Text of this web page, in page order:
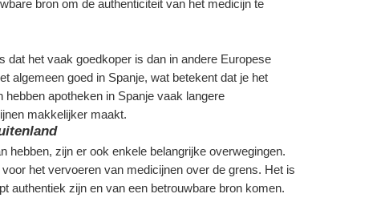
bron om de authenticiteit van het medicijn te
het vaak goedkoper is dan in andere Europese
algemeen goed in Spanje, wat betekent dat je het
apotheken in Spanje vaak langere
makkelijker maakt.
hebben, zijn er ook enkele belangrijke overwegingen.
het vervoeren van medicijnen over de grens. Het is
authentiek zijn en van een betrouwbare bron komen.